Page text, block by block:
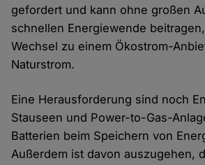
gefordert und kann ohne großen
schnellen Energiewende
Wechsel zu einem Ökostrom-
Naturstrom.
Eine Herausforderung sind noch
Stauseen und Power-to-Gas-
Batterien beim Speichern von
Außerdem ist davon auszugehen,